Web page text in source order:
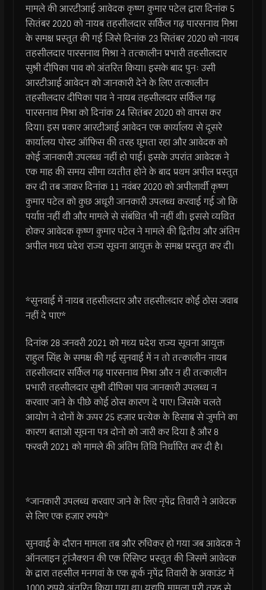
मामले की आरटीआई आवेदक कृष्ण कुमार पटेल द्वारा दिनांक 5
सितंबर 2020 को नायब तहसीलदार सर्किल गढ़ पारसनाथ मिश्रा
के समक्ष प्रस्तुत की गई जिसे दिनांक 23 सितंबर 2020 को नायब
तहसीलदार पारसनाथ मिश्रा ने तत्कालीन प्रभारी तहसीलदार
सुश्री दीपिका पाव को अंतरित किया। इसके बाद पुनः उसी
आरटीआई आवेदन को जानकारी देने के लिए तत्कालीन
तहसीलदार दीपिका पाव ने नायब तहसीलदार सर्किल गढ़
पारसनाथ मिश्रा को दिनांक 24 सितंबर 2020 को वापस कर
दिया। इस प्रकार आरटीआई आवेदन एक कार्यालय से दूसरे
कार्यालय पोस्ट ऑफिस की तरह घूमता रहा और आवेदक को
कोई जानकारी उपलब्ध नहीं हो पाई। इसके उपरांत आवेदक ने
एक माह की समय सीमा व्यतीत होने के बाद प्रथम अपील प्रस्तुत
कर दी तब जाकर दिनांक 11 नवंबर 2020 को अपीलार्थी कृष्ण
कुमार पटेल को कुछ अधूरी जानकारी उपलब्ध करवाई गई जो कि
पर्याप्त नहीं थी और मामले से संबंधित भी नहीं थी। इससे व्यथित
होकर आवेदक कृष्ण कुमार पटेल ने मामले की द्वितीय और अंतिम
अपील मध्य प्रदेश राज्य सूचना आयुक्त के समक्ष प्रस्तुत कर दी।
*सुनवाई में नायब तहसीलदार और तहसीलदार कोई ठोस जवाब
नहीं दे पाए*
दिनांक 28 जनवरी 2021 को मध्य प्रदेश राज्य सूचना आयुक्त
राहुल सिंह के समक्ष की गई सुनवाई में न तो तत्कालीन नायब
तहसीलदार सर्किल गढ़ पारसनाथ मिश्रा और न ही तत्कालीन
प्रभारी तहसीलदार सुश्री दीपिका पाव जानकारी उपलब्ध न
करवाए जाने के पीछे कोई ठोस कारण दे पाए। जिसके चलते
आयोग ने दोनों के ऊपर 25 हज़ार प्रत्येक के हिसाब से जुर्माने का
कारण बताओ सूचना पत्र दोनो को जारी कर दिया है और 8
फरवरी 2021 को मामले की अंतिम तिथि निर्धारित कर दी है।
*जानकारी उपलब्ध करवाए जाने के लिए नृपेंद्र तिवारी ने आवेदक
से लिए एक हज़ार रुपये*
सुनवाई के दौरान मामला तब और रुचिकर हो गया जब आवेदक ने
ऑनलाइन ट्रांजैक्शन की एक रिसिप्ट प्रस्तुत की जिसमें आवेदक
के द्वारा तहसील मनगवां के एक क्लर्क नृपेंद्र तिवारी के अकाउंट में